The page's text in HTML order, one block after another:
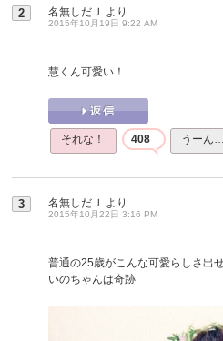
2 名無しだＪ より
2015年10月19日 9:22 AM
慧くん可愛い！
それな！ 408 うーん…
3 名無しだＪ より
2015年10月22日 3:16 PM
普通の25歳がこんな可愛らしさ出
いのちゃんは奇跡